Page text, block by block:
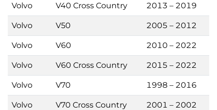
Volvo V40 Cross Country 2013 – 2019
Volvo V50 2005 – 2012
Volvo V60 2010 – 2022
Volvo V60 Cross Country 2015 – 2022
Volvo V70 1998 – 2016
Volvo V70 Cross Country 2001 – 2002